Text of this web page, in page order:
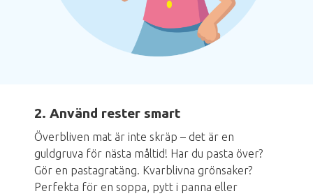
2. Använd rester smart
Överbliven mat är inte skräp – det är en
guldgruva för nästa måltid! Har du pasta över?
Gör en pastagratäng. Kvarblivna grönsaker?
Perfekta för en soppa, pytt i panna eller